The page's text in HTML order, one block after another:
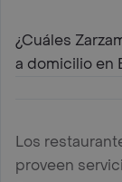
¿Cuáles
a domicilio en
Los
proveen